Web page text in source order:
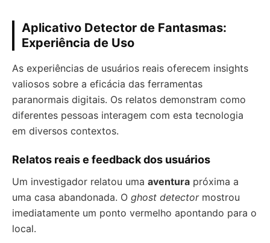
Aplicativo Detector de Fantasmas:
Experiência de Uso
As experiências de usuários reais oferecem insights
valiosos sobre a eficácia das ferramentas
paranormais digitais. Os relatos demonstram como
diferentes pessoas interagem com esta tecnologia
em diversos contextos.
Relatos reais e feedback dos usuários
Um investigador relatou uma aventura próxima a
uma casa abandonada. O ghost detectormostrou
imediatamente um ponto vermelho apontando para o
local.